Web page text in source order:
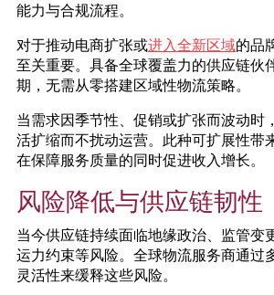
能力与合规流程。
对于推动电商扩张或进入全新区域的品
至关重要。具备全球覆盖力的供应链伙
期，无需从零搭建区域性物流策略。
当需求因季节性、促销或扩张而波动时
活扩缩而不扰动运营。此种可扩展性带
在保障服务质量的同时促进收入增长。
风险降低与供应链韧性
当今供应链持续面临地缘政治、监管变
运力约束等风险。全球物流服务商通过
灵活性来缓释这些风险。